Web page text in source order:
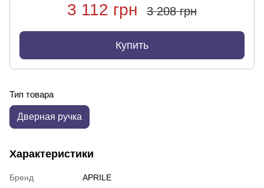
3 112 грн 3 208 грн
Купить
Тип товара
Дверная ручка
Характеристики
Бренд
APRILE